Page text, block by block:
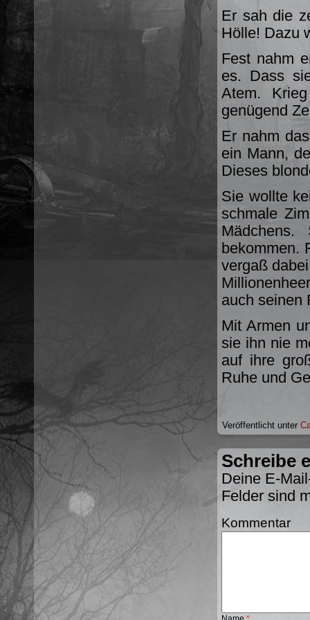
Er sah die
Hölle! Dazu
Fest nahm
es. Dass
Atem.
genügend
Er nahm
ein Mann,
Dieses
Sie wollte
schmale
bekommen.
vergaß
auch seinen
Mit Armen
sie ihn nie
auf ihre
Ruhe und
Veröffentlicht unter
Schreibe
Deine E-
Felder sind
Kommentar